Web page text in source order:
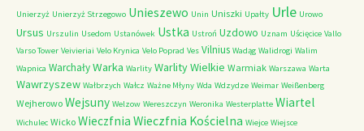
Unierzyż Unierzyż Strzegowo Unieszewo Unin Uniszki Upałty Urle Urowo
Ursus Urszulin Usedom Ustanówek Ustka Ustroń Uzdowo Uznam Uścięcice Vallo
Varso Tower Veivieriai Velo Krynica Velo Poprad Ves Vilnius Wadąg Walidrogi Walim
Wapnica WarchałyWarka Warlity Warlity Wielkie Warmiak Warszawa Warta
Wawrzyszew Wałbrzych Wałcz Ważne Młyny Wda Wdzydze Weimar Weißenberg
Wejherowo Wejsuny Welzow Wereszczyn Weronika Westerplatte Wiartel
Wichulec Wicko Wieczfnia Wieczfnia Kościelna Wiejce Wiejsce